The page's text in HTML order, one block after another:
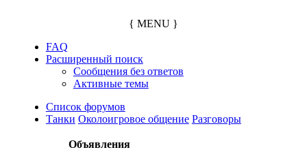
{ MENU }
FAQ
Расширенный поиск
Сообщения без ответов
Активные темы
Список форумов
Танки Околоигровое общение Разговоры
Объявления